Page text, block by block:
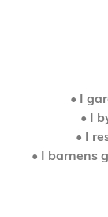
• I
• I
• I
• I barnens